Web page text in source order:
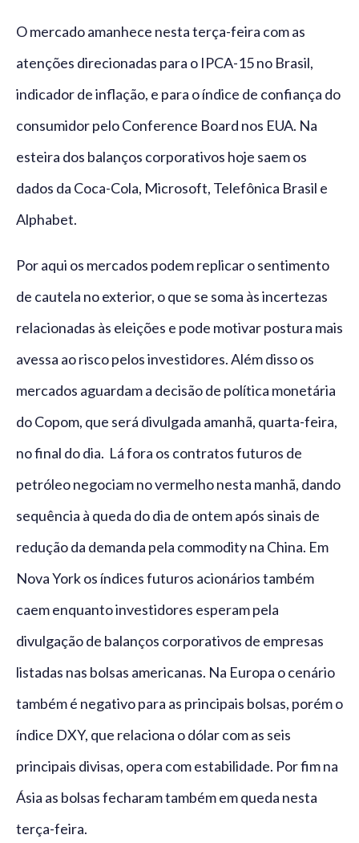
O mercado amanhece nesta terça-feira com as
atenções direcionadas para o IPCA-15 no Brasil,
indicador de inflação, e para o índice de confiança do
consumidor pelo Conference Board nos EUA. Na
esteira dos balanços corporativos hoje saem os
dados da Coca-Cola, Microsoft, Telefônica Brasil e
Alphabet.
Por aqui os mercados podem replicar o sentimento
de cautela no exterior, o que se soma às incertezas
relacionadas às eleições e pode motivar postura mais
avessa ao risco pelos investidores. Além disso os
mercados aguardam a decisão de política monetária
do Copom, que será divulgada amanhã, quarta-feira,
no final do dia. Lá fora os contratos futuros de
petróleo negociam no vermelho nesta manhã, dando
sequência à queda do dia de ontem após sinais de
redução da demanda pela commodity na China. Em
Nova York os índices futuros acionários também
caem enquanto investidores esperam pela
divulgação de balanços corporativos de empresas
listadas nas bolsas americanas. Na Europa o cenário
também é negativo para as principais bolsas, porém o
índice DXY, que relaciona o dólar com as seis
principais divisas, opera com estabilidade. Por fim na
Ásia as bolsas fecharam também em queda nesta
terça-feira.